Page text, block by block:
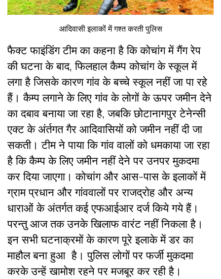
आदिवासी इलाकों में गश्त करती पुलिस
फैक्ट फाइंडिंग टीम का कहना है कि कोचांग में गैंग रेप
की घटना के बाद, फिलहाल कैम्प कोचांग के स्कूल में
लगा है जिसके कारण गांव के बच्चे स्कूल नहीं जा पा रहे
हैं। कैम्प लगाने के लिए गांव के लोगों के ऊपर जमीन देने
का दबाव बनाया जा रहा है, जबकि छोटानागपुर टेनेन्सी
एक्ट के अंर्तगत गैर आदिवासियों को जमीन नहीं दी जा
सकती। टीम ने पाया कि गांव वालों को धमकाया जा रहा
है कि कैम्प के लिए जमीन नहीं देने पर उनपर मुकदमा
कर दिया जाएगा। कोचांग और आस-पास के इलाकों में
ग्राम प्रधान और गांववालों पर राजद्रोह और अन्य
धाराओं के अंतर्गत कई एफआईआर दर्ज किये गये हैं।
परन्तु आज तक उनके खिलाफ वारंट नहीं निकला है।
इन सभी घटनाक्रमों के कारण पूरे इलाके में डर का
माहौल बना हुआ है। पुलिस लोगों पर फर्जी मुकदमा
करके उन्हें खामोश रहने पर मजबूर कर रही है।